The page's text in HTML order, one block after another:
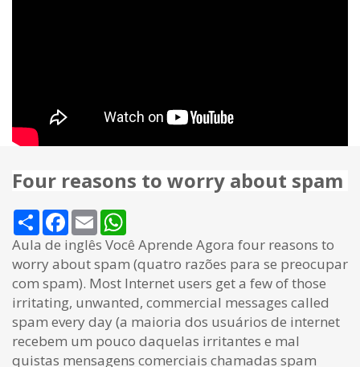
Four reasons to worry about spam
Share Facebook
Email
Aula de inglês Você Aprende Agora four reasons to
worry about spam (quatro razões para se preocupar
com spam). Most Internet users get a few of those
irritating, unwanted, commercial messages called
spam every day (a maioria dos usuários de internet
recebem um pouco daquelas irritantes e mal
quistas mensagens comerciais chamadas spam